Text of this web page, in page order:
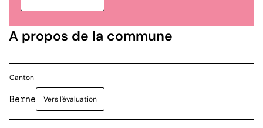
A propos de la commune
Canton
Berne Vers l'évaluation